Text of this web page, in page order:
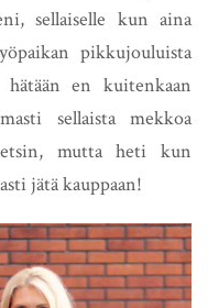
sellaiselle kun aina
pikkujouluista
en kuitenkaan
sellaista mekkoa
mutta heti kun
jätä kauppaan!